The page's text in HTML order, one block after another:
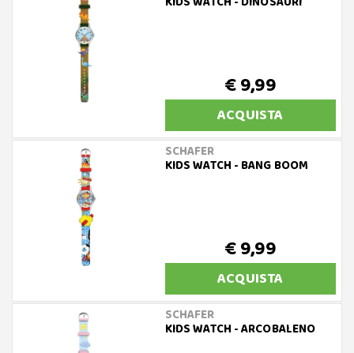
€ 9,99
ACQUISTA
SCHAFER
KIDS WATCH - BANG BOOM
€ 9,99
ACQUISTA
SCHAFER
KIDS WATCH - ARCOBALENO